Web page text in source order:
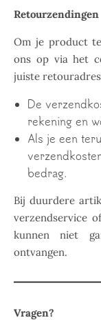
Retourzendingen
Om je product
ons op via het
juiste
De
rekening en
Als je een
bedrag.
Bij duurdere
verzendservice
kunnen niet
ontvangen.
Vragen?